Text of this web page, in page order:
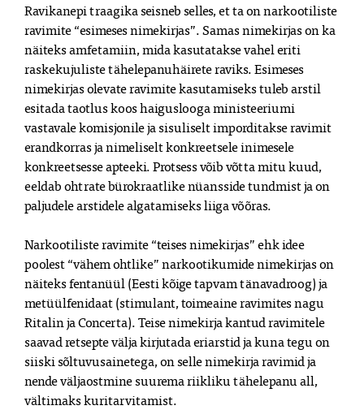
Ravikanepi traagika seisneb selles, et ta on narkootiliste
ravimite “esimeses nimekirjas”. Samas nimekirjas on ka
näiteks amfetamiin, mida kasutatakse vahel eriti
raskekujuliste tähelepanuhäirete raviks. Esimeses
nimekirjas olevate ravimite kasutamiseks tuleb arstil
esitada taotlus koos haiguslooga ministeeriumi
vastavale komisjonile ja sisuliselt imporditakse ravimit
erandkorras ja nimeliselt konkreetsele inimesele
konkreetsesse apteeki. Protsess võib võtta mitu kuud,
eeldab ohtrate bürokraatlike nüansside tundmist ja on
paljudele arstidele algatamiseks liiga võõras.
Narkootiliste ravimite “teises nimekirjas” ehk idee
poolest “vähem ohtlike” narkootikumide nimekirjas on
näiteks fentanüül (Eesti kõige tapvam tänavadroog) ja
metüülfenidaat (stimulant, toimeaine ravimites nagu
Ritalin ja Concerta). Teise nimekirja kantud ravimitele
saavad retsepte välja kirjutada eriarstid ja kuna tegu on
siiski sõltuvusainetega, on selle nimekirja ravimid ja
nende väljaostmine suurema riikliku tähelepanu all,
vältimaks kuritarvitamist.